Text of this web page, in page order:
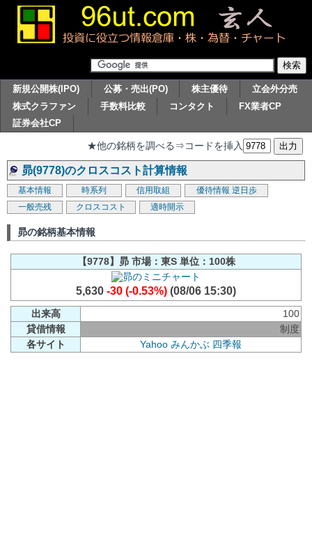
新規公開株(IPO) 公募・売出(PO) 株主優待
立会外分売
株式クラファン
手数料比較 コンタクト
FX業者CP
証券会社CP
★他の銘柄を調べる⇒コードを挿入
昴(9778)のクロスコスト計算情報
基本情報 時系列 信用取組 優待情報 逆日歩
一般売残
クロスコスト 適時開示
昴の銘柄基本情報
【9778】昴 市場：東S 単位：100株
5,630 -30 (-0.53%) (08/06 15:30)
出来高
100
貸借情報
制度
各サイト
Yahoo みんかぶ 四季報